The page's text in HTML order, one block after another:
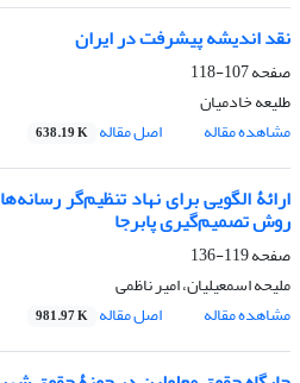
نقد اندیشه پیشرفت در ایران
صفحه107-118
طلیعه خادمیان
مشاهده مقاله
اصل مقاله 638.19 K
ارائۀ الگویی برای نهاد تنظیم‌گر
روش تصمیم‌گیری پابرجا
صفحه119-136
ملیحه اسمعیلیان، امیر ناظمی
مشاهده مقاله
اصل مقاله 981.97 K